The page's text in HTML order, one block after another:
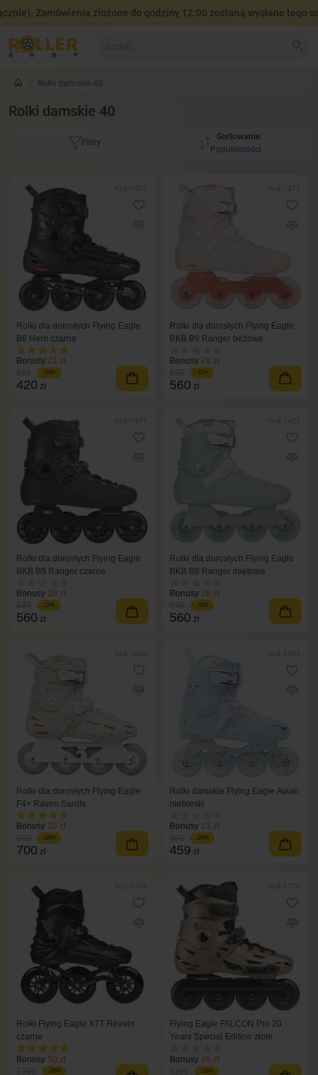
złożone do godziny 12:00 zostaną wysłane tego
Rolki damskie 40
Rolki damskie 40
Filtry
Sortowanie:
Rolki dla dorosłych Flying Eagle
B6 Hero czarne
Bonusy 21 zł
-24%
420 zł
Rolki dla dorosłych Flying Eagle
BKB B9 Ranger beżowe
Bonusy 28 zł
-11%
560 zł
Rolki dla dorosłych Flying Eagle
BKB B9 Ranger czarne
Bonusy 28 zł
-11%
560 zł
Rolki dla dorosłych Flying Eagle
BKB B9 Ranger miętowe
Bonusy 28 zł
-11%
560 zł
Rolki dla dorosłych Flying Eagle
F4+ Raven Sands
Bonusy 35 zł
-18%
700 zł
Rolki damskie Flying Eagle Avian
niebieski
Bonusy 23 zł
-24%
459 zł
Rolki Flying Eagle X7T Reaver
czarne
Bonusy 50 zł
-26%
Flying Eagle FALCON Pro 20
Years Special Edition złote
Bonusy 45 zł
-18%